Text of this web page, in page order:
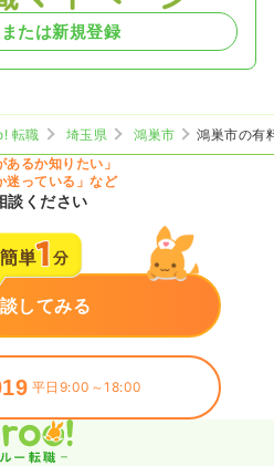
たは新規登録
転職 埼玉県 鴻巣市
鴻巣市の有
あるか知りたい」
迷っている」など
談ください
してみる
平日9:00～18:00